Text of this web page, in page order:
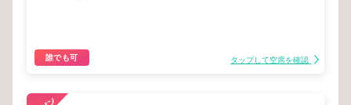
誰でも可 タップして空席を確認